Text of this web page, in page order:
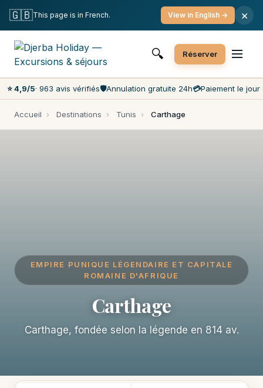
Annulation gratuite
Prix les moins chers du marché
Service client 7j/7
🔍 Réserver
⭐ 4,9/5· 963 avis vérifiés🛡️Annulation gratuite 24h💳Paiement le jour
Accueil › Destinations › Tunis › Carthage
EMPIRE PUNIQUE LÉGENDAIRE ET CAPITALE
ROMAINE D'AFRIQUE
Carthage
Carthage, fondée selon la légende en 814 av.
🇬🇧This page is in French. View in English → ×